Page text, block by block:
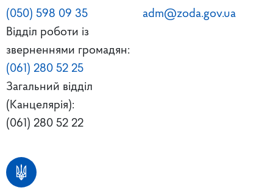
(050) 598 09 35
Відділ роботи із
зверненнями громадян:
(061) 280 52 25
Загальний відділ
(Канцелярія):
(061) 280 52 22
adm@zoda.gov.ua